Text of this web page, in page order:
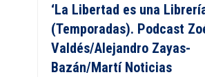
‘La Libertad es una
(Temporadas). Podcast
Valdés/Alejandro Zayas-
Bazán/Martí Noticias